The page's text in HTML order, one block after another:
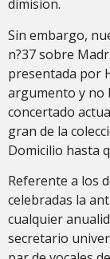
dimision.
Sin embargo,
n?37 sobre
presentada por
argumento y no
concertado
gran de la
Domicilio hasta
Referente a los
celebradas la
cualquier
secretario